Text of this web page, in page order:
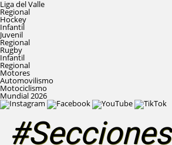
Liga del Valle
Regional
Hockey
Infantil
Juvenil
Regional
Rugby
Infantil
Regional
Motores
Automovilismo
Motociclismo
Mundial 2026
#Secciones